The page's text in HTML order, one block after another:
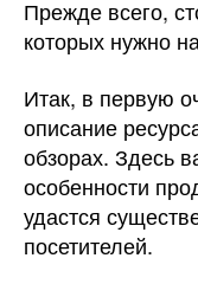
Прежде всего,
которых нужно
Итак, в первую
описание
обзорах. Здесь
особенности
удастся
посетителей.